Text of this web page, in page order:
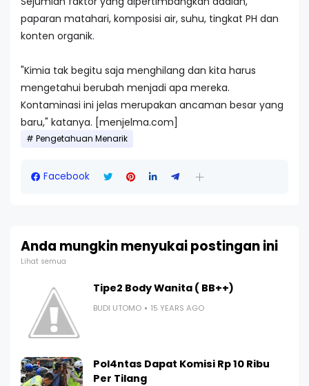
paparan matahari, komposisi air, suhu, tingkat PH dan
konten organik.
"Kimia tak begitu saja menghilang dan kita harus
mengetahui berubah menjadi apa mereka.
Kontaminasi ini jelas merupakan ancaman besar yang
baru," katanya. [menjelma.com]
Pengetahuan Menarik
Facebook
Anda mungkin menyukai postingan ini
Lihat semua
Tipe2 Body Wanita ( BB++)
BUDI UTOMO 15 YEARS AGO
Pol4ntas Dapat Komisi Rp 10 Ribu
Per Tilang